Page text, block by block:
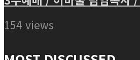
154 views